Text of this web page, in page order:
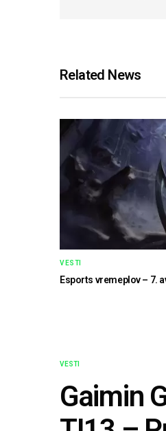
Related News
VESTI
Esports vremeplov – 7.
VESTI
Gaimin